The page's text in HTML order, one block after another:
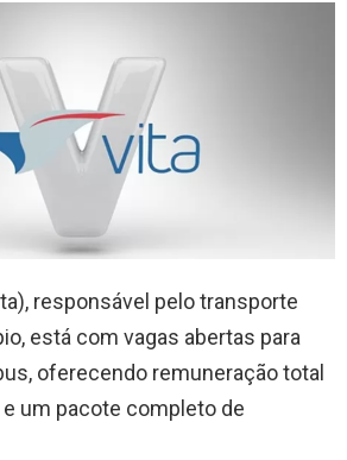
responsável pelo transporte
está com vagas abertas para
oferecendo remuneração total
e um pacote completo de